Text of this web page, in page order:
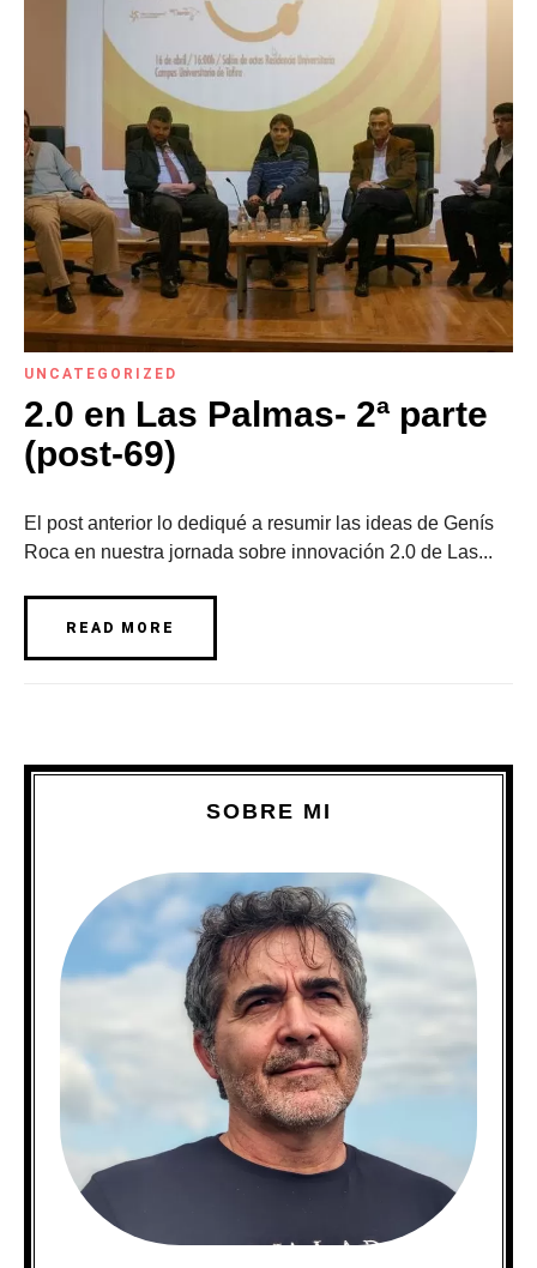
UNCATEGORIZED
2.0 en Las Palmas- 2ª parte
(post-69)
El post anterior lo dediqué a resumir las ideas de Genís
Roca en nuestra jornada sobre innovación 2.0 de Las...
READ MORE
SOBRE MI